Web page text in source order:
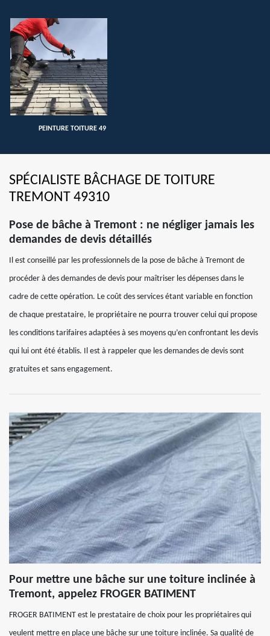
PEINTURE TOITURE 49
SPÉCIALISTE BÂCHAGE DE TOITURE
TREMONT 49310
Pose de bâche à Tremont : ne négliger jamais les
demandes de devis détaillés
Il est conseillé par les professionnels de la pose de bâche à Tremont de
procéder à des demandes de devis pour maîtriser les dépenses dans le
cadre de cette opération. Le coût des services étant variable en fonction
de chaque prestataire, le propriétaire ne pourra trouver celui qui propose
les conditions tarifaires adaptées à ses moyens qu’en confrontant les devis
qui lui ont été établis. Il est à rappeler que les demandes de devis sont
gratuites et sans engagement.
Pour mettre une bâche sur une toiture inclinée à
Tremont, appelez FROGER BATIMENT
FROGER BATIMENT est le prestataire de choix pour les propriétaires qui
veulent mettre en place une bâche sur une toiture inclinée. Sa qualité de